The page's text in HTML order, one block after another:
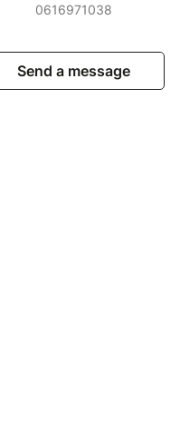
0616971038
Send a message